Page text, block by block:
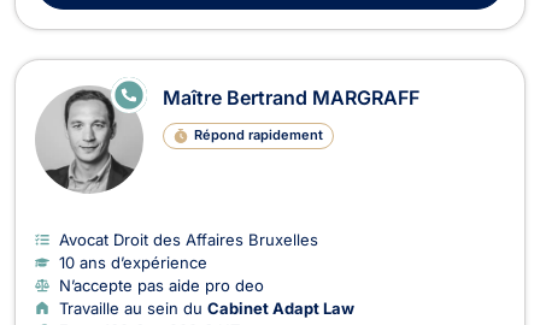
Maître Bertrand MARGRAFF
Répond rapidement
E
N
E
Avocat Droit des Affaires Bruxelles
10 ans d’expérience
N’accepte pas aide pro deo
Travaille au sein du Cabinet Adapt Law